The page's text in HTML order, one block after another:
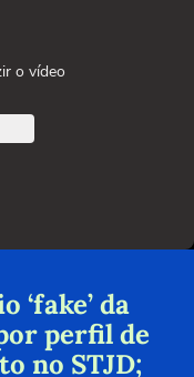
o vídeo
‘fake’ da
perfil de
no STJD;